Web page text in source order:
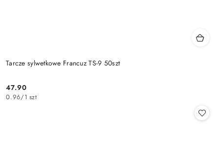
Tarcze sylwetkowe Francuz TS-9 50szt
Cena:
47.90
0.96/1 szt